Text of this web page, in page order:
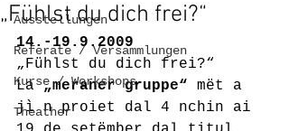
Ausstellungen
Referate / Versammlungen
Kurse / Workshops
Theather
„Fühlst du dich frei?“
14.-19.9.2009
„Fühlst du dich frei?“
La „meraner gruppe“ mët a
jì n proiet dal 4 nchin ai